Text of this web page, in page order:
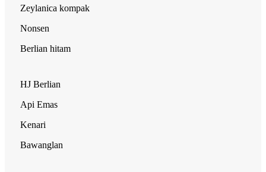
Zeylanica kompak
Nonsen
Berlian hitam
HJ Berlian
Api Emas
Kenari
Bawanglan